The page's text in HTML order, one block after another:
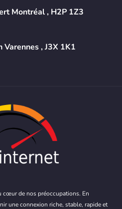
Montréal , H2P 1Z3
, J3X 1K1
cœur de nos préoccupations. En
une connexion riche, stable, rapide et